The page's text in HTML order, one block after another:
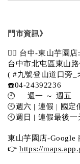
門市資訊》
💁‍♀️ 台中-東山芋園店:
台中市北屯區東山
( #九號登山道口旁_
☎️04-24392236
🕙     週一 ～ 週五
🕙週六 | 連假 | 國定
🕙週日 | 連假最後
東山芋園店-Google
👉 https://